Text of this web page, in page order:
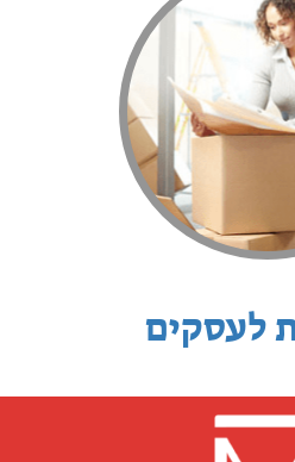
לעסקים